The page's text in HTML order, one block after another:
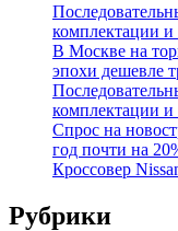
комплектации
В Москве на
эпохи дешевле
комплектации
Спрос на
год почти на
Кроссовер
Рубрики